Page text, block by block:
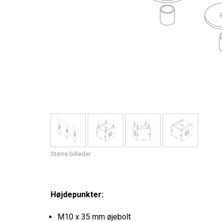
Større billeder
Højdepunkter:
M10 x 35 mm øjebolt